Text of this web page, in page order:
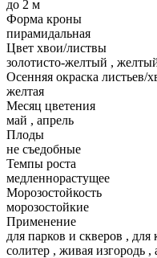
до 2 м
Форма кроны
пирамидальная
Цвет хвои/листвы
золотисто-желтый ,
Осенняя окраска листьев/
желтая
Месяц цветения
май , апрель
Плоды
не съедобные
Темпы роста
медленнорастущее
Морозостойкость
морозостойкие
Применение
для парков и скверов , для
солитер , живая изгородь ,